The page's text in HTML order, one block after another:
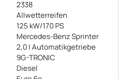
2338
Allwetterreifen
125 kW/170 PS
Mercedes-Benz Sprinter
2,0 l Automatikgetriebe
9G-TRONIC
Diesel